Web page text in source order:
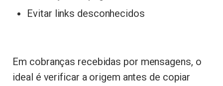
Evitar links desconhecidos
Em cobranças recebidas por mensagens, o
ideal é verificar a origem antes de copiar